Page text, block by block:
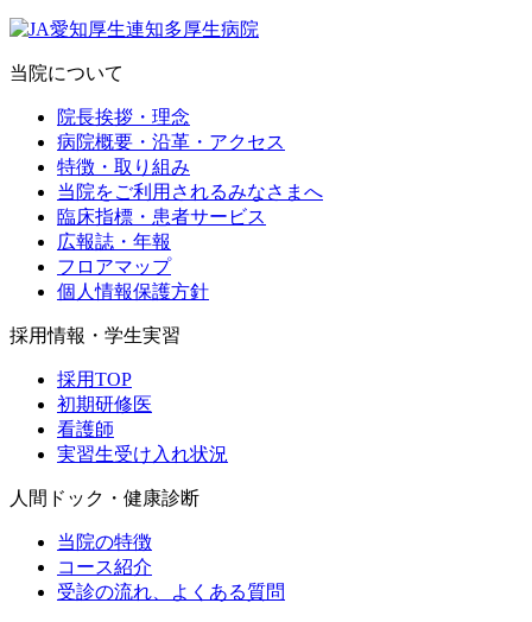
当院について
院長挨拶・理念
病院概要・沿革・アクセス
特徴・取り組み
当院をご利用されるみなさまへ
臨床指標・患者サービス
広報誌・年報
フロアマップ
個人情報保護方針
採用情報・学生実習
採用TOP
初期研修医
看護師
実習生受け入れ状況
人間ドック・健康診断
当院の特徴
コース紹介
受診の流れ、よくある質問